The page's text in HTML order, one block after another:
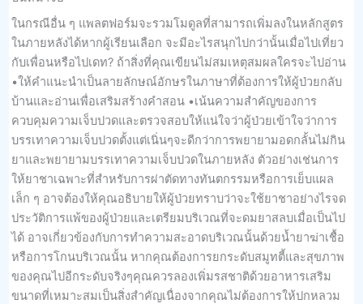
ในกรณีอื่น ๆ แพลตฟอร์มจะรวมโมดูลที่สามารถเพิ่มลงในหลักสูตร
ในภายหลังได้หากผู้เรียนเลือก จะมีอะไรสนุกไปกว่านั้นเมื่อไปเที่ยว
กับเพื่อนหรือไปเดท? ถ้าสิ่งที่คุณเขียนไม่สมเหตุสมผลใครจะไปอ่าน
•ให้คำแนะนำเป็นลายลักษณ์อักษรในภาษาที่ต้องการให้ผู้ป่วยกลับ
บ้านและอ่านเพื่อเสริมสร้างคำสอน •เน้นความสำคัญของการ
ควบคุมความเจ็บปวดและตรวจสอบให้แน่ใจว่าผู้ป่วยเข้าใจว่าการ
บรรเทาความเจ็บปวดตั้งแต่เนิ่นๆจะดีกว่าการพยายามอดกลั้นไม่กิน
ยาและพยายามบรรเทาความเจ็บปวดในภายหลัง ตัวอย่างเช่นการ
ให้ยาชาเฉพาะที่สำหรับการผ่าตัดทางทันตกรรมหรือการเย็บแผล
เล็ก ๆ อาจต้องให้คุณอธิบายให้ผู้ป่วยทราบว่าจะใช้ยาชาอย่างไรจด
ประวัติการแพ้ของผู้ป่วยและเตรียมบริเวณที่จะดมยาสลบเมื่อเป็นไป
ได้ อาจเกี่ยวข้องกับการทำความสะอาดบริเวณนั้นด้วยน้ำยาฆ่าเชื้อ
หรือการโกนบริเวณนั้น หากคุณต้องการยกระดับสมูทตี้และสุขภาพ
ของคุณไปอีกระดับจริงๆคุณควรลองเพิ่มรสชาติด้วยอาหารเสริม
ขนาดที่เหมาะสมเป็นสิ่งสำคัญเนื่องจากคุณไม่ต้องการให้ปกหลวม